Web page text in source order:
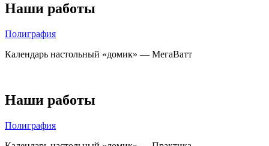
Наши работы
Полиграфия
Календарь настольный «домик» — МегаВатт
Наши работы
Полиграфия